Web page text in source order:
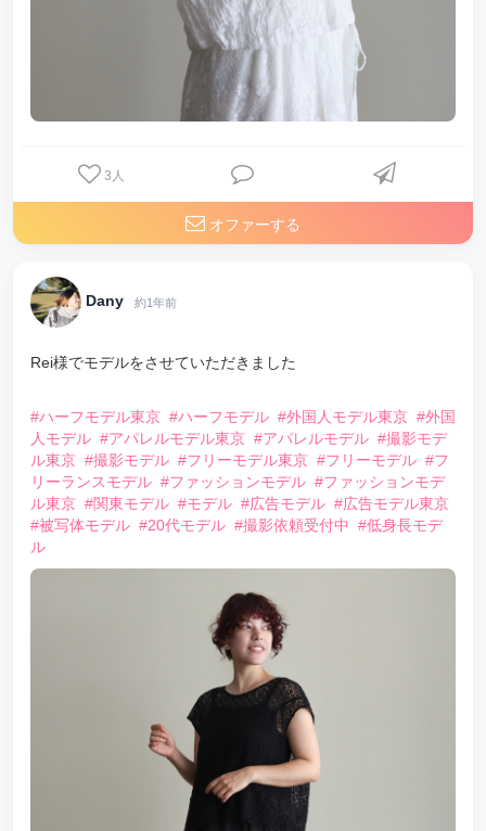
3 人
オファーする
Dany 約1年前
Rei様でモデルをさせていただきました
#ハーフモデル東京 #ハーフモデル #外国人モデル東京 #外国
人モデル #アパレルモデル東京 #アパレルモデル #撮影モデ
ル東京 #撮影モデル #フリーモデル東京 #フリーモデル #フ
リーランスモデル #ファッションモデル #ファッションモデ
ル東京 #関東モデル #モデル #広告モデル #広告モデル東京
#被写体モデル #20代モデル #撮影依頼受付中
#低身長モデ
ル